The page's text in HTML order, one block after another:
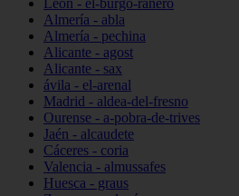
León - el-burgo-ranero
Almería - abla
Almería - pechina
Alicante - agost
Alicante - sax
ávila - el-arenal
Madrid - aldea-del-fresno
Ourense - a-pobra-de-trives
Jaén - alcaudete
Cáceres - coria
Valencia - almussafes
Huesca - graus